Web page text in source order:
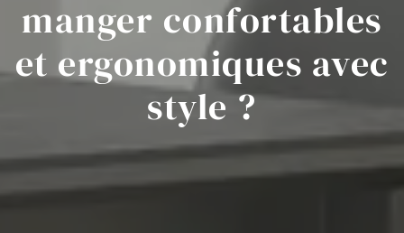
manger confortables
et ergonomiques avec
style ?